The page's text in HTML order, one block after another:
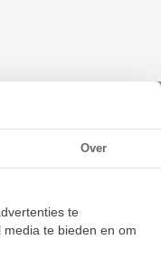
(25x52x34.1mm)
Over
te
te bieden en om
KRR B